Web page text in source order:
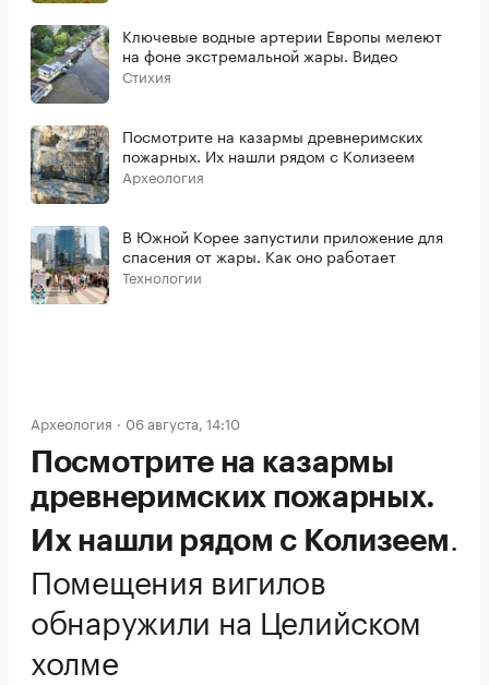
Ключевые водные артерии Европы мелеют
на фоне экстремальной жары. Видео
Стихия
Посмотрите на казармы древнеримских
пожарных. Их нашли рядом с Колизеем
Археология
В Южной Корее запустили приложение для
спасения от жары. Как оно работает
Технологии
Археология 06 августа, 14:10
Посмотрите на казармы
древнеримских пожарных.
Их нашли рядом с Колизеем.
Помещения вигилов
обнаружили на Целийском
холме